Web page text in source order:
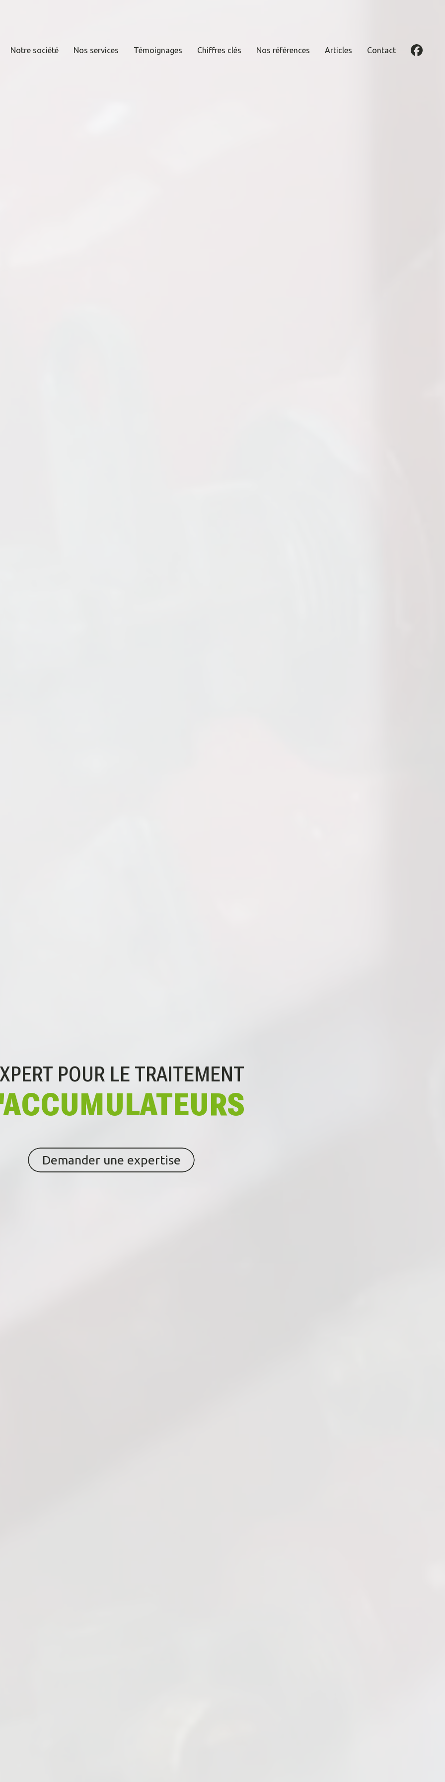
Notre société Nos services Témoignages Chiffres clés Nos références Articles Contact
POUR LE TRAITEMENT
Demander une expertise